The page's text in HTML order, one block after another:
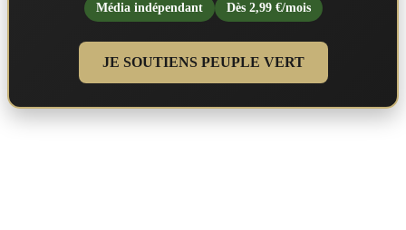
Média indépendant Dès 2,99 €/mois
JE SOUTIENS PEUPLE VERT